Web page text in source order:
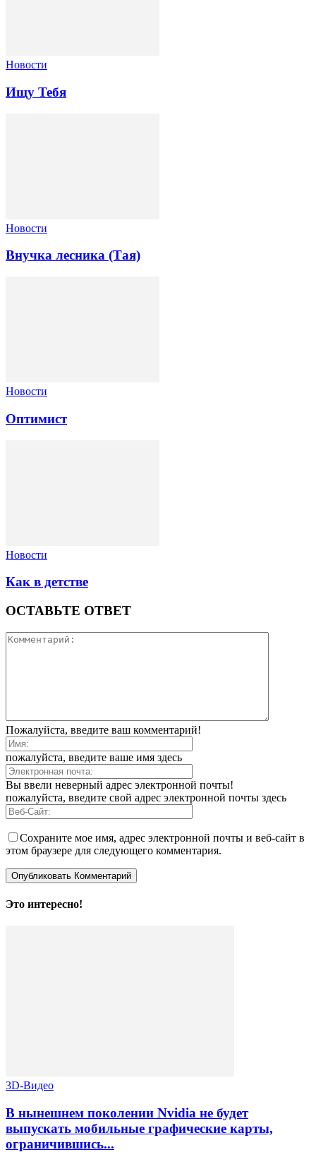
Новости
Ищу Тебя
Новости
Внучка лесника (Тая)
Новости
Оптимист
Новости
Как в детстве
ОСТАВЬТЕ ОТВЕТ
Пожалуйста, введите ваш комментарий!
пожалуйста, введите ваше имя здесь
Вы ввели неверный адрес электронной почты!
пожалуйста, введите свой адрес электронной почты здесь
Сохраните мое имя, адрес электронной почты и веб-сайт в
этом браузере для следующего комментария.
Это интересно!
3D-Видео
В нынешнем поколении Nvidia не будет
выпускать мобильные графические карты,
ограничившись...